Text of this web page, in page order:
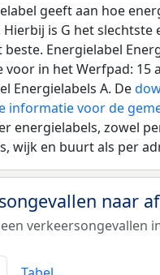
geeft aan hoe
is G het slechtste
beste. Energielabel
voor in het Werfpad: 15
Energielabels A. De
informatie voor de
energielabels, zowel
wijk en buurt als per
naar
verkeersongevallen